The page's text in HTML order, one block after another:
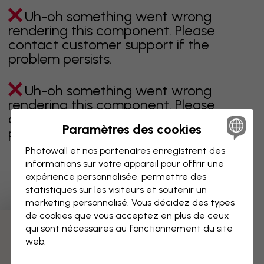
Uh-oh something went wrong
rendering this component. Please
contact customer support if the
problem persists.
Uh-oh something went wrong
rendering this component. Please
contact customer support if the
problem persists.
Page 1 sur 13 pages
Découvrez plus de catégories
Paramètres des cookies
Photowall et nos partenaires enregistrent des
informations sur votre appareil pour offrir une
expérience personnalisée, permettre des
statistiques sur les visiteurs et soutenir un
marketing personnalisé. Vous décidez des types
de cookies que vous acceptez en plus de ceux
qui sont nécessaires au fonctionnement du site
web.